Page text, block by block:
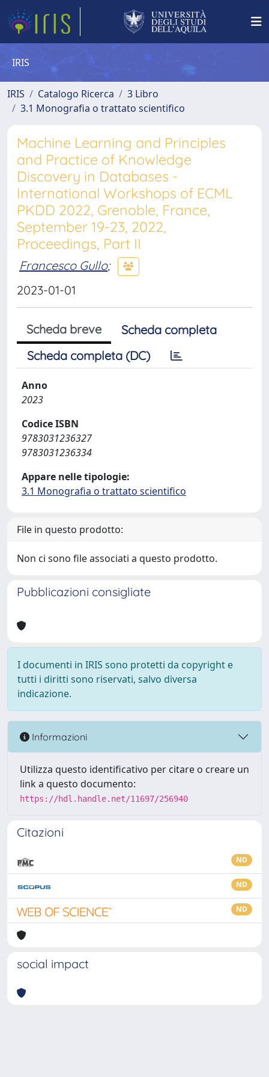
IRIS
IRIS Catalogo Ricerca
3 Libro
3.1 Monografia o trattato scientifico
Machine Learning and Principles
and Practice of Knowledge
Discovery in Databases -
International Workshops of ECML
PKDD 2022, Grenoble, France,
September 19-23, 2022,
Proceedings, Part II
Francesco Gullo;
2023-01-01
Scheda breve
Scheda completa
Scheda completa (DC)
Anno
2023
Codice ISBN
9783031236327
9783031236334
Appare nelle tipologie:
3.1 Monografia o trattato scientifico
File in questo prodotto:
Non ci sono file associati a questo prodotto.
Pubblicazioni consigliate
I documenti in IRIS sono protetti da copyright e
tutti i diritti sono riservati, salvo diversa
indicazione.
Informazioni
Utilizza questo identificativo per citare o creare un
link a questo documento:
https://hdl.handle.net/11697/256940
Citazioni
ND
ND
ND
social impact